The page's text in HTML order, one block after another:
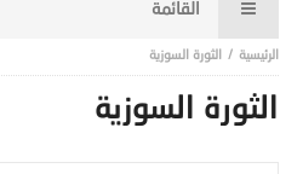
الثورة السوزية
الثورة السوزية